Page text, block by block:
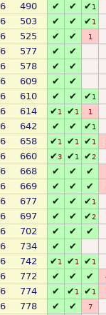
6 490 ✔ ✔ ✔1
6 503 ✔ ✔ ✔1
6 525 ✔ ✔ 1
6 577 ✔
✔
6 578 ✔
✔
6 609 ✔
✔
6 610 ✔ ✔ ✔1
6 614 ✔1 ✔1 1
6 642 ✔ ✔ ✔1
6 658 ✔1 ✔1 ✔1
6 660 ✔3 ✔1 ✔2
6 668 ✔ ✔ ✔
6 669 ✔ ✔ ✔
6 677 ✔ ✔ ✔1
6 697 ✔ ✔ ✔2
6 702 ✔ ✔
✔
6 734 ✔
✔
6 742 ✔1 ✔1 ✔1
6 772 ✔ ✔ ✔
6 774 ✔ ✔1 ✔1
6 778 ✔ ✔ 7